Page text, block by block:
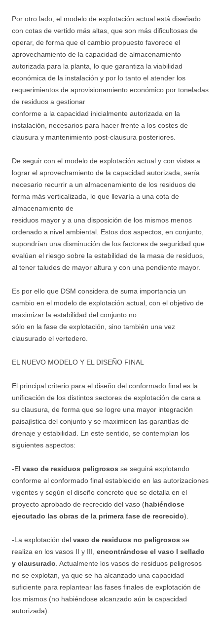
Por otro lado, el modelo de explotación actual está diseñado
con cotas de vertido más altas, que son más dificultosas de
operar, de forma que el cambio propuesto favorece el
aprovechamiento de la capacidad de almacenamiento
autorizada para la planta, lo que garantiza la viabilidad
económica de la instalación y por lo tanto el atender los
requerimientos de aprovisionamiento económico por toneladas
de residuos a gestionar
conforme a la capacidad inicialmente autorizada en la
instalación, necesarios para hacer frente a los costes de
clausura y mantenimiento post-clausura posteriores.
De seguir con el modelo de explotación actual y con vistas a
lograr el aprovechamiento de la capacidad autorizada, sería
necesario recurrir a un almacenamiento de los residuos de
forma más verticalizada, lo que llevaría a una cota de
almacenamiento de
residuos mayor y a una disposición de los mismos menos
ordenado a nivel ambiental. Estos dos aspectos, en conjunto,
supondrían una disminución de los factores de seguridad que
evalúan el riesgo sobre la estabilidad de la masa de residuos,
al tener taludes de mayor altura y con una pendiente mayor.
Es por ello que DSM considera de suma importancia un
cambio en el modelo de explotación actual, con el objetivo de
maximizar la estabilidad del conjunto no
sólo en la fase de explotación, sino también una vez
clausurado el vertedero.
EL NUEVO MODELO Y EL DISEÑO FINAL
El principal criterio para el diseño del conformado final es la
unificación de los distintos sectores de explotación de cara a
su clausura, de forma que se logre una mayor integración
paisajística del conjunto y se maximicen las garantías de
drenaje y estabilidad. En este sentido, se contemplan los
siguientes aspectos:
-El vaso de residuos peligrosos se seguirá explotando
conforme al conformado final establecido en las autorizaciones
vigentes y según el diseño concreto que se detalla en el
proyecto aprobado de recrecido del vaso (habiéndose
ejecutado las obras de la primera fase de recrecido).
-La explotación del vaso de residuos no peligrosos se
realiza en los vasos II y III, encontrándose el vaso I sellado
y clausurado . Actualmente los vasos de residuos peligrosos
no se explotan, ya que se ha alcanzado una capacidad
suficiente para replantear las fases finales de explotación de
los mismos (no habiéndose alcanzado aún la capacidad
autorizada).